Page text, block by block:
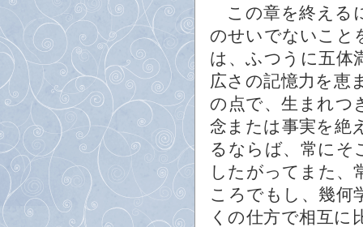
この章を終える
のせいでないこと
は、ふつうに五体
広さの記憶力を恵
の点で、生まれつ
念または事実を絶
るならば、常にそ
したがってまた、
ころでもし、幾何
くの仕方で相互